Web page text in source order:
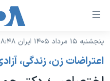
لینکهای
دسترسی
جهش
نسخه سبک وب‌سایت
پنجشنبه ۱۵ مرداد ۱۴۰۵ ایران ۰۸:۴۸
اعتراضات زن، زندگی،